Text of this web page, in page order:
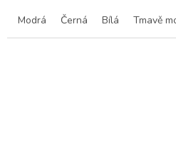
Modrá Černá Bílá Tmavě